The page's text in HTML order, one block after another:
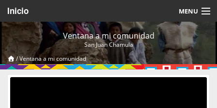
Inicio MENU
Acerca de
Videos Temáticos
Cerrar Sesión
Ventana a mi comunidad
San Juan Chamula
/Ventana a mi comunidad